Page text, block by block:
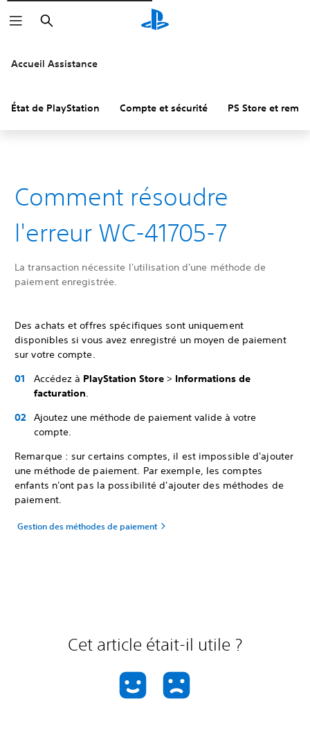
Rechercher
Accueil Assistance
État de PlayStation Compte et sécurité PS Store et
Comment résoudre
l'erreur WC-41705-7
La transaction nécessite l'utilisation d'une méthode de
paiement enregistrée.
Des achats et offres spécifiques sont uniquement
disponibles si vous avez enregistré un moyen de paiement
sur votre compte.
Accédez à PlayStation Store > Informations de
facturation.
Ajoutez une méthode de paiement valide à votre
compte.
Remarque : sur certains comptes, il est impossible d'ajouter
une méthode de paiement. Par exemple, les comptes
enfants n'ont pas la possibilité d'ajouter des méthodes de
paiement.
Gestion des méthodes de paiement
Cet article était-il utile ?